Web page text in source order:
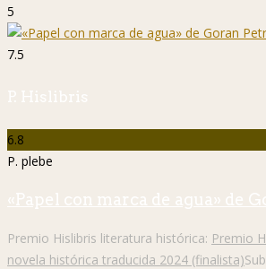
5
7.5
P. Hislibris
6.8
P. plebe
«Papel con marca de agua» de
Premio Hislibris literatura histórica: Premio
novela histórica traducida 2024 (finalista)